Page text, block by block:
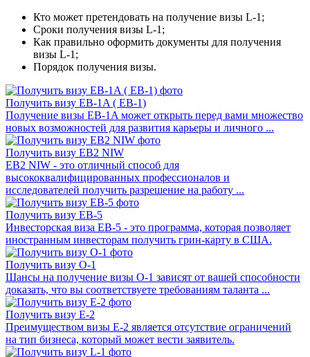
Кто может претендовать на получение визы L-1;
Сроки получения визы L-1;
Как правильно оформить документы для получения
визы L-1;
Порядок получения визы.
Получить визу EB-1A ( ЕB-1)
Получение визы EB-1A может открыть перед вами множество
новых возможностей для развития карьеры и личного ...
Получить визу EB2 NIW
EB2 NIW - это отличный способ для
высококвалифицированных профессионалов и
исследователей получить разрешение на работу ...
Получить визу EB-5
Инвесторская виза EB-5 - это программа, которая позволяет
иностранным инвесторам получить грин-карту в США.
Получить визу O-1
Шансы на получение визы О-1 зависят от вашей способности
доказать, что вы соответствуете требованиям таланта ...
Получить визу E-2
Преимуществом визы E-2 является отсутствие ограничений
на тип бизнеса, который может вести заявитель.